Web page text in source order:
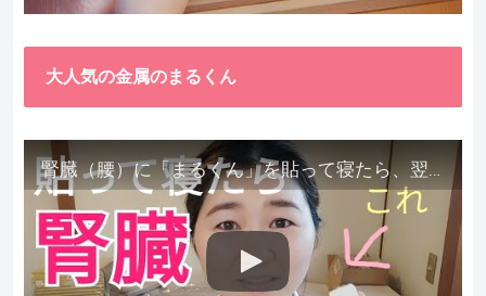
大人気の金属のまるくん
腎臓（腰）に「まるくん」を貼って寝たら、翌朝めちゃ楽でびっくりしました。腎臓叩いても痛くない！【お客様の声を試してみた】